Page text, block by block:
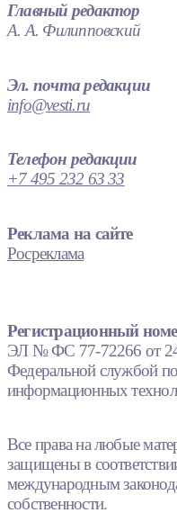
Главный редактор
А. А. Филипповский
Эл. почта редакции
info@vesti.ru
Телефон редакции
+7 495 232 63 33
Реклама на сайте
Росреклама
Регистрационный
ЭЛ № ФС 77-72266 от
Федеральной службой
информационных
Все права на любые
защищены в
международным
собственности.